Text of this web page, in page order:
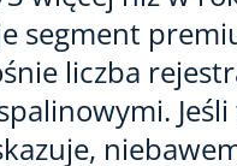
segment
liczba